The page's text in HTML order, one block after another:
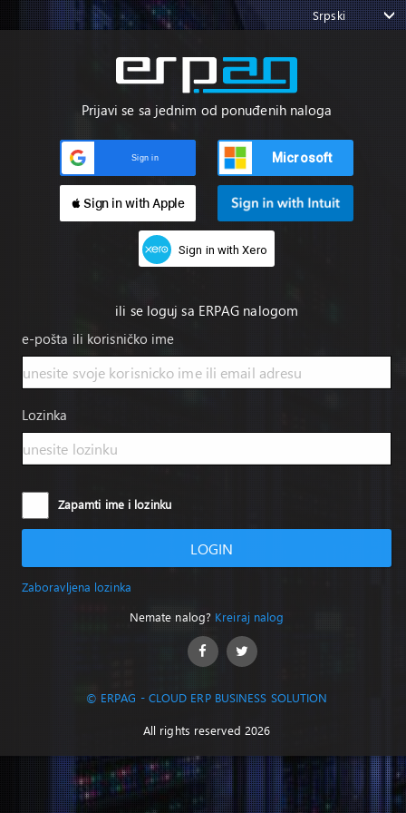
Srpski
Prijavi se sa jednim od ponuđenih naloga
Sign in Microsoft
 Sign in with Apple
Sign in with Xero
ili se loguj sa ERPAG nalogom
e-pošta ili korisničko ime
Lozinka
Zapamti ime i lozinku
LOGIN
Zaboravljena lozinka
Nemate nalog? Kreiraj nalog
© ERPAG - CLOUD ERP BUSINESS SOLUTION
All rights reserved 2026